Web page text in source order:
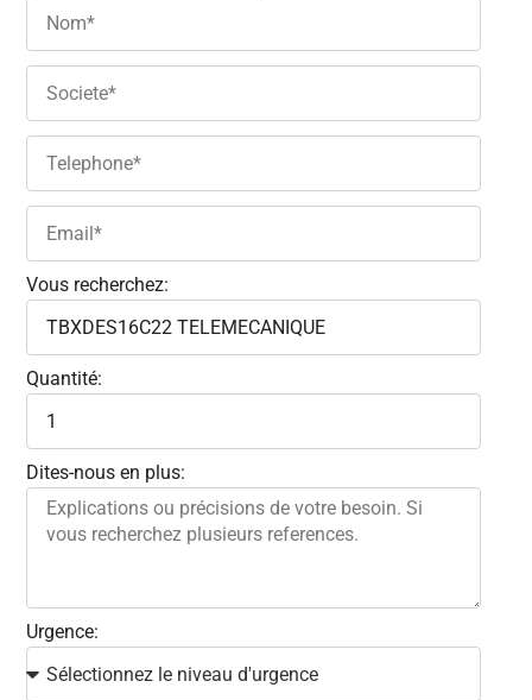
Vous recherchez:
Quantité:
Dites-nous en plus:
Urgence: